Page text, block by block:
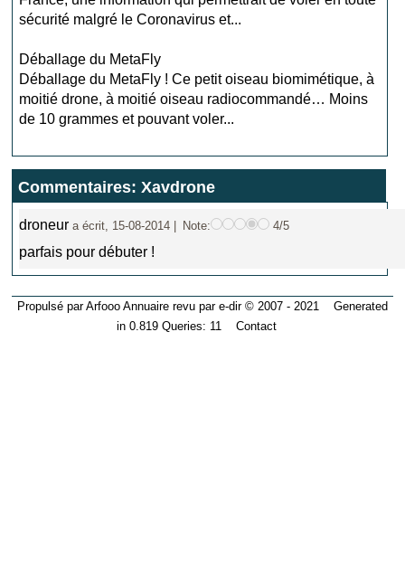
sécurité malgré le Coronavirus et...
Déballage du MetaFly
Déballage du MetaFly ! Ce petit oiseau biomimétique, à
moitié drone, à moitié oiseau radiocommandé… Moins
de 10 grammes et pouvant voler...
Commentaires: Xavdrone
droneura écrit, 15-08-2014 | Note: 4/5
parfais pour débuter !
Propulsé par Arfooo Annuaire revu par e-dir © 2007 - 2021 Generated
in 0.819 Queries: 11Contact